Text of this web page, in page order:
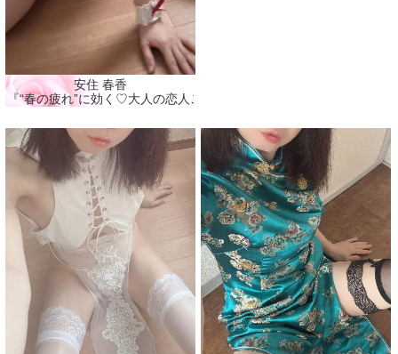
安住 春香
『“春の疲れ”に効く♡大人の恋人ごっこ🩷』